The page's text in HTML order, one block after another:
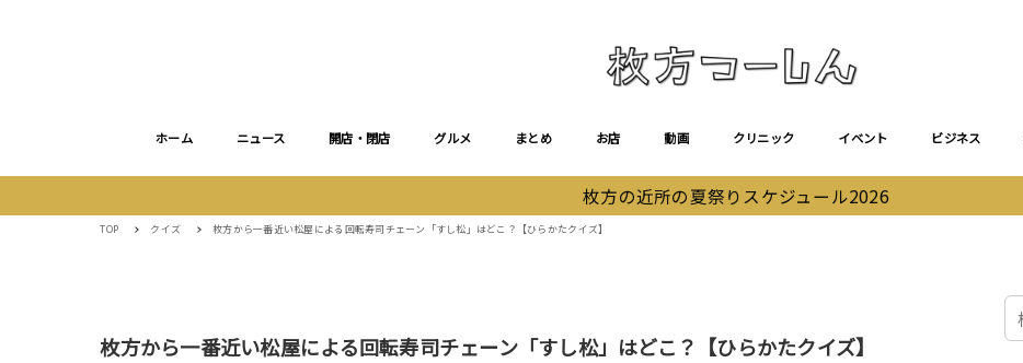
ホーム ニュース 開店・閉店 グルメ まとめ お店 動画 クリニック イベント ビジネス
枚方の近所の夏祭りスケジュール2026
TOP クイズ 枚方から一番近い松屋による回転寿司チェーン「すし松」はどこ？【ひらかたクイズ】
枚方から一番近い松屋による回転寿司チェーン「すし松」はどこ？【ひらかたクイズ】
検